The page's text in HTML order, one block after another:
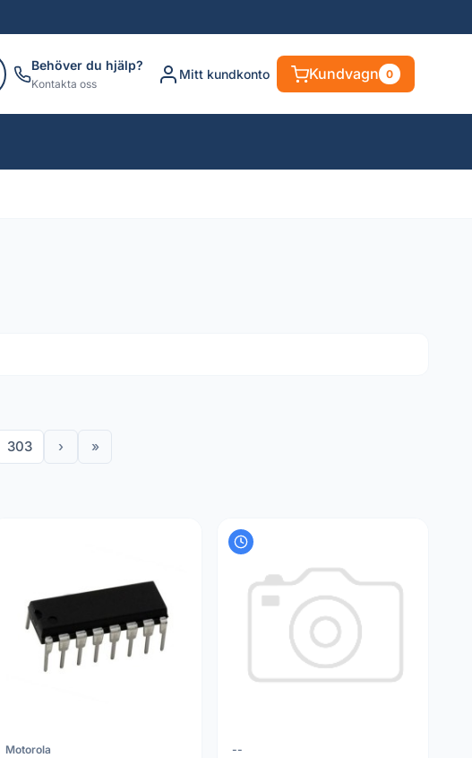
Behöver du hjälp?
Kontakta oss
Mitt kundkonto Kundvagn 0
303 › »
Motorola --